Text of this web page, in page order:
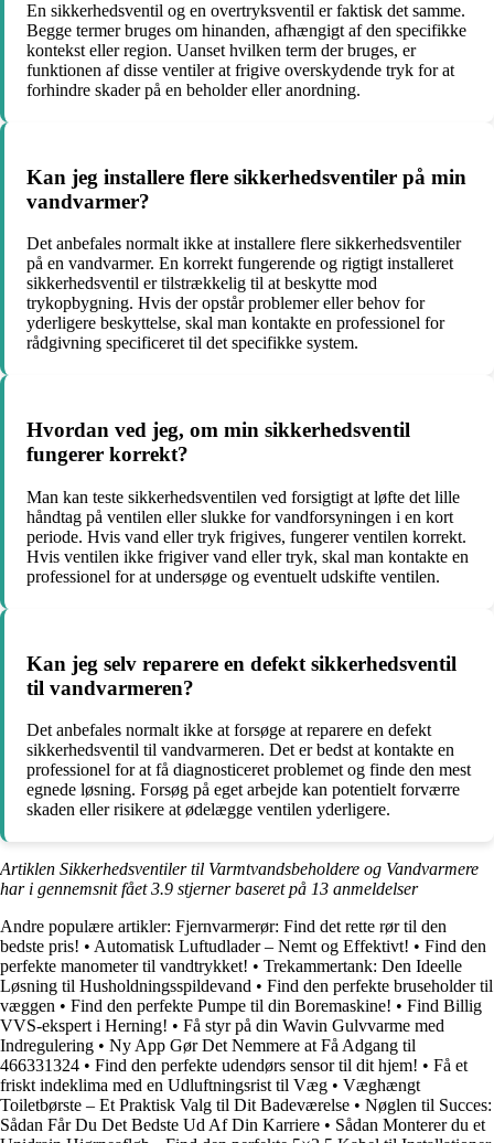
En sikkerhedsventil og en overtryksventil er faktisk det samme.
Begge termer bruges om hinanden, afhængigt af den specifikke
kontekst eller region. Uanset hvilken term der bruges, er
funktionen af disse ventiler at frigive overskydende tryk for at
forhindre skader på en beholder eller anordning.
Kan jeg installere flere sikkerhedsventiler på min
vandvarmer?
Det anbefales normalt ikke at installere flere sikkerhedsventiler
på en vandvarmer. En korrekt fungerende og rigtigt installeret
sikkerhedsventil er tilstrækkelig til at beskytte mod
trykopbygning. Hvis der opstår problemer eller behov for
yderligere beskyttelse, skal man kontakte en professionel for
rådgivning specificeret til det specifikke system.
Hvordan ved jeg, om min sikkerhedsventil
fungerer korrekt?
Man kan teste sikkerhedsventilen ved forsigtigt at løfte det lille
håndtag på ventilen eller slukke for vandforsyningen i en kort
periode. Hvis vand eller tryk frigives, fungerer ventilen korrekt.
Hvis ventilen ikke frigiver vand eller tryk, skal man kontakte en
professionel for at undersøge og eventuelt udskifte ventilen.
Kan jeg selv reparere en defekt sikkerhedsventil
til vandvarmeren?
Det anbefales normalt ikke at forsøge at reparere en defekt
sikkerhedsventil til vandvarmeren. Det er bedst at kontakte en
professionel for at få diagnosticeret problemet og finde den mest
egnede løsning. Forsøg på eget arbejde kan potentielt forværre
skaden eller risikere at ødelægge ventilen yderligere.
Artiklen Sikkerhedsventiler til Varmtvandsbeholdere og Vandvarmere
har i gennemsnit fået3.9 stjerner baseret på 13 anmeldelser
Andre populære artikler: Fjernvarmerør: Find det rette rør til den
bedste pris! • Automatisk Luftudlader – Nemt og Effektivt! • Find den
perfekte manometer til vandtrykket! • Trekammertank: Den Ideelle
Løsning til Husholdningsspildevand • Find den perfekte bruseholder til
væggen • Find den perfekte Pumpe til din Boremaskine! • Find Billig
VVS-ekspert i Herning! • Få styr på din Wavin Gulvvarme med
Indregulering • Ny App Gør Det Nemmere at Få Adgang til
466331324 • Find den perfekte udendørs sensor til dit hjem! • Få et
friskt indeklima med en Udluftningsrist til Væg • Væghængt
Toiletbørste – Et Praktisk Valg til Dit Badeværelse • Nøglen til Succes:
Sådan Får Du Det Bedste Ud Af Din Karriere • Sådan Monterer du et